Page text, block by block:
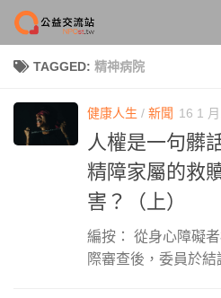
Skip to content
TAGGED: 精神病院
健康人生 / 新聞 16 1
人權是一句髒
精障家屬的救
害？（上）
編按： 從身心障礙
際審查後，委員於結